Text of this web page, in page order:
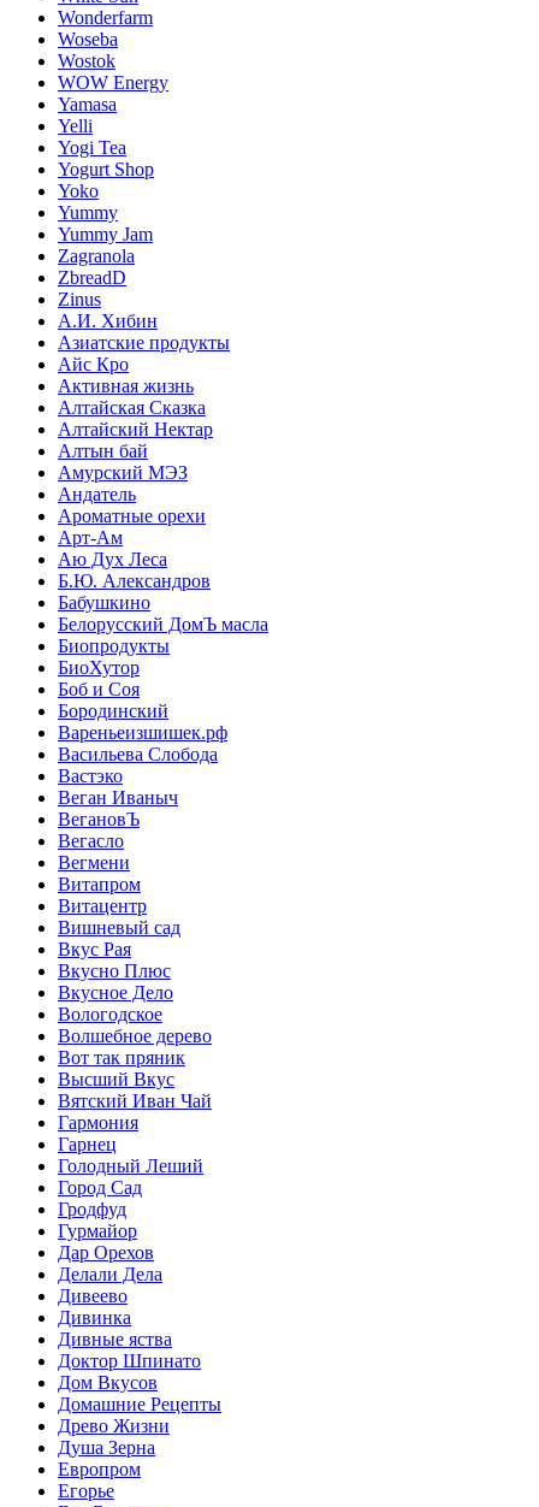
Wonderfarm
Woseba
Wostok
WOW Energy
Yamasa
Yelli
Yogi Tea
Yogurt Shop
Yoko
Yummy
Yummy Jam
Zagranola
ZbreadD
Zinus
А.И. Хибин
Азиатские продукты
Айс Кро
Активная жизнь
Алтайская Сказка
Алтайский Нектар
Алтын бай
Амурский МЭЗ
Андатель
Ароматные орехи
Арт-Ам
Аю Дух Леса
Б.Ю. Александров
Бабушкино
Белорусский ДомЪ масла
Биопродукты
БиоХутор
Боб и Соя
Бородинский
Вареньеизшишек.рф
Васильева Слобода
Вастэко
Веган Иваныч
ВегановЪ
Вегасло
Вегмени
Витапром
Витацентр
Вишневый сад
Вкус Рая
Вкусно Плюс
Вкусное Дело
Вологодское
Волшебное дерево
Вот так пряник
Высший Вкус
Вятский Иван Чай
Гармония
Гарнец
Голодный Леший
Город Сад
Гродфуд
Гурмайор
Дар Орехов
Делали Дела
Дивеево
Дивинка
Дивные яства
Доктор Шпинато
Дом Вкусов
Домашние Рецепты
Древо Жизни
Душа Зерна
Европром
Егорье